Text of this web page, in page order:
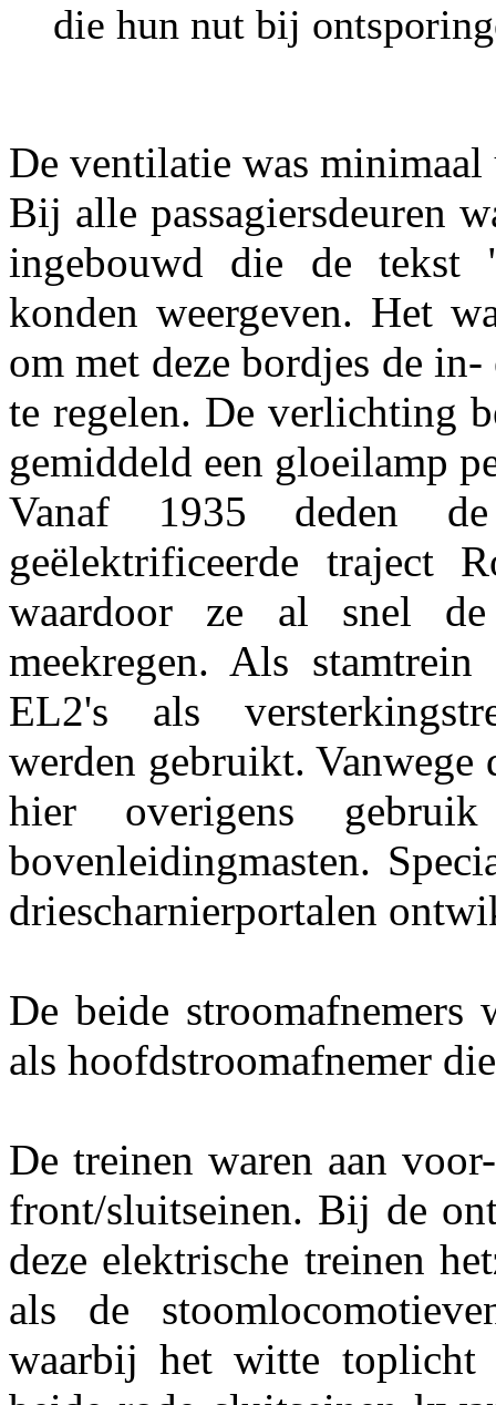
die hun nut bij
De ventilatie was
Bij alle passagiersdeuren
ingebouwd die de
konden weergeven. Het
om met deze bordjes de
te regelen. De verlichting
gemiddeld een gloeilamp
Vanaf 1935 deden
geëlektrificeerde traject
waardoor ze al snel
meekregen. Als
EL2's als
werden gebruikt. Vanwege
hier overigens
bovenleidingmasten.
driescharnierportalen
De beide
als hoofdstroomafnemer
De treinen waren aan
front/sluitseinen. Bij de
deze elektrische treinen
als de
waarbij het witte